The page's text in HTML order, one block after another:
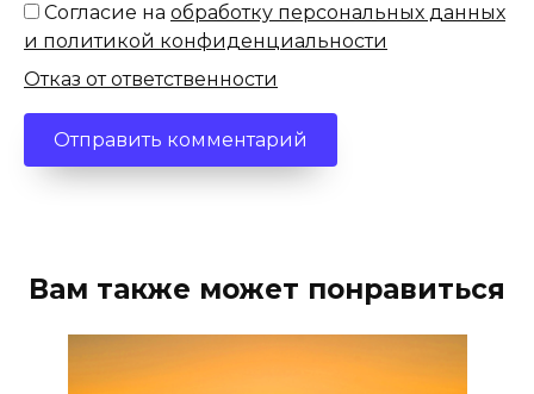
Согласие на обработку персональных данных
и политикой конфиденциальности
Отказ от ответственности
Вам также может понравиться